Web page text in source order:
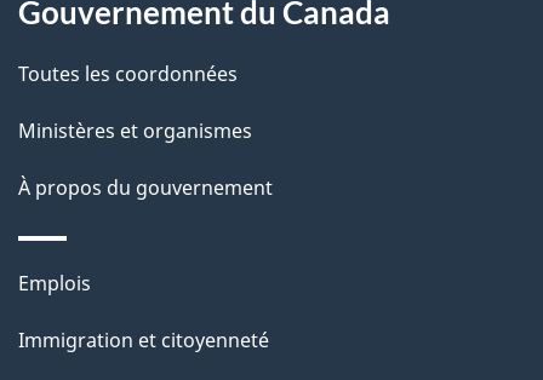
a
g
e
a
c
i
o
s
u
r
Gouvernement du Canada
Toutes les coordonnées
Ministères et organismes
À propos du gouvernement
Thèmes
sujets
Emplois
Immigration et citoyenneté